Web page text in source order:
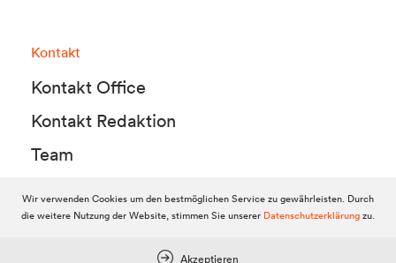
Kontakt
Kontakt Office
Kontakt Redaktion
Team
© 2010-2026 Dolomitenstadt.at
Wir verwenden Cookies um den bestmöglichen Service zu gewährleisten. Durch
die weitere Nutzung der Website, stimmen Sie unserer Datenschutzerklärungzu.
Akzeptieren